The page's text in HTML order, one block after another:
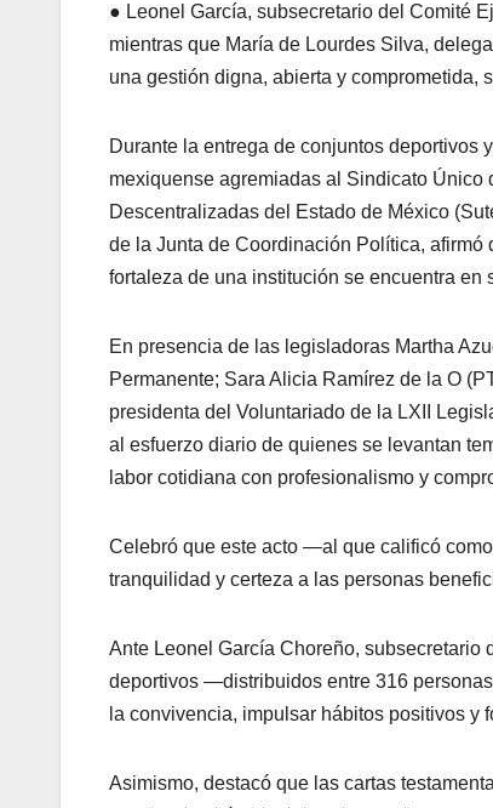
● Leonel García, subsecretario del Comité
mientras que María de Lourdes Silva,
una gestión digna, abierta y comprometida,
Durante la entrega de conjuntos deportivos
mexiquense agremiadas al Sindicato
Descentralizadas del Estado de México
de la Junta de Coordinación Política,
fortaleza de una institución se encuentra en
En presencia de las legisladoras Martha
Permanente; Sara Alicia Ramírez de la O
presidenta del Voluntariado de la LXII
al esfuerzo diario de quienes se levantan
labor cotidiana con profesionalismo y
Celebró que este acto —al que calificó
tranquilidad y certeza a las personas
Ante Leonel García Choreño,
deportivos —distribuidos entre 316
la convivencia, impulsar hábitos positivos y
Asimismo, destacó que las cartas